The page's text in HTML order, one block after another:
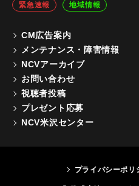
緊急速報
地域情報
CM広告案内
メンテナンス・障害情報
NCVアーカイブ
お問い合わせ
視聴者投稿
プレゼント応募
NCV米沢センター
プライバシーポリ